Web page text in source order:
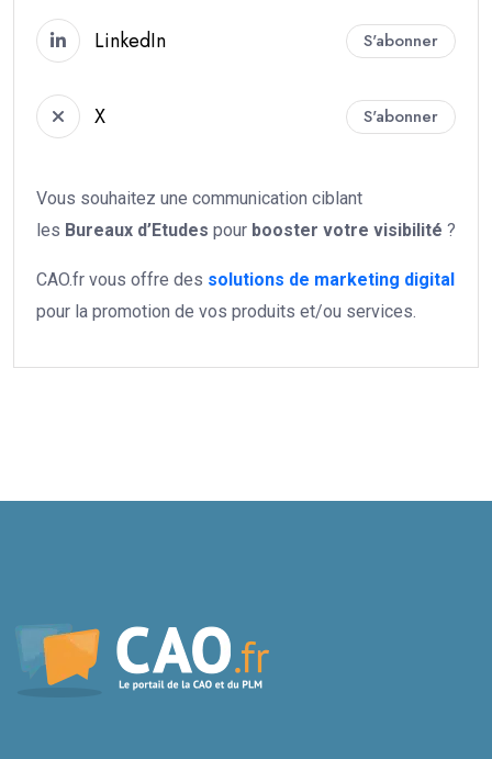
LinkedIn S'abonner
X S'abonner
Vous souhaitez une communication ciblant
les Bureaux d’Etudes pour booster votre visibilité ?
CAO.fr vous offre des solutions de marketing digital
pour la promotion de vos produits et/ou services.